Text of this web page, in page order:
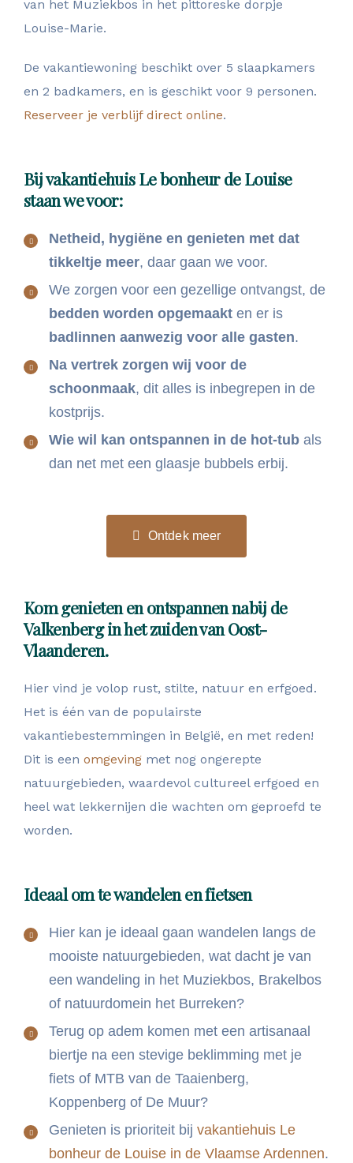
van het Muziekbos in het pittoreske dorpje
Louise-Marie.
De vakantiewoning beschikt over 5 slaapkamers
en 2 badkamers, en is geschikt voor 9 personen.
Reserveer je verblijf direct online.
Bij vakantiehuis Le bonheur de Louise
staan we voor:
Netheid, hygiëne en genieten met dat
tikkeltje meer, daar gaan we voor.
We zorgen voor een gezellige ontvangst, de
bedden worden opgemaakt en er is
badlinnen aanwezig voor alle gasten.
Na vertrek zorgen wij voor de
schoonmaak, dit alles is inbegrepen in de
kostprijs.
Wie wil kan ontspannen in de hot-tub als
dan net met een glaasje bubbels erbij.
Ontdek meer
Kom genieten en ontspannen nabij de
Valkenberg in het zuiden van Oost-
Vlaanderen.
Hier vind je volop rust, stilte, natuur en erfgoed.
Het is één van de populairste
vakantiebestemmingen in België, en met reden!
Dit is een omgeving met nog ongerepte
natuurgebieden, waardevol cultureel erfgoed en
heel wat lekkernijen die wachten om geproefd te
worden.
Ideaal om te wandelen en fietsen
Hier kan je ideaal gaan wandelen langs de
mooiste natuurgebieden, wat dacht je van
een wandeling in het Muziekbos, Brakelbos
of natuurdomein het Burreken?
Terug op adem komen met een artisanaal
biertje na een stevige beklimming met je
fiets of MTB van de Taaienberg,
Koppenberg of De Muur?
Genieten is prioriteit bij vakantiehuis Le
bonheur de Louise in de Vlaamse Ardennen.